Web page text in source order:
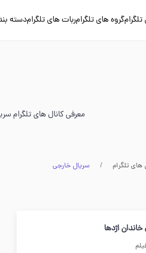
گروه های تلگرامربات های تلگرامدسته
معرفی کانال های تلگرام
های تلگرام سریال خارجی
اژدها